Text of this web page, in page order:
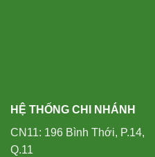
HỆ THỐNG CHI NHÁNH
CN11: 196 Bình Thới, P.14,
Q.11